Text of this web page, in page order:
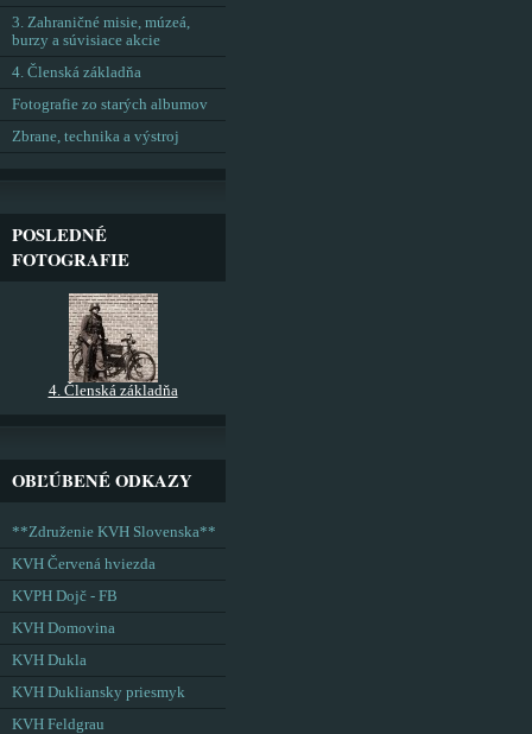
3. Zahraničné misie, múzeá,
burzy a súvisiace akcie
4. Členská základňa
Fotografie zo starých albumov
Zbrane, technika a výstroj
POSLEDNÉ
FOTOGRAFIE
4. Členská základňa
OBĽÚBENÉ ODKAZY
**Združenie KVH Slovenska**
KVH Červená hviezda
KVPH Dojč - FB
KVH Domovina
KVH Dukla
KVH Dukliansky priesmyk
KVH Feldgrau